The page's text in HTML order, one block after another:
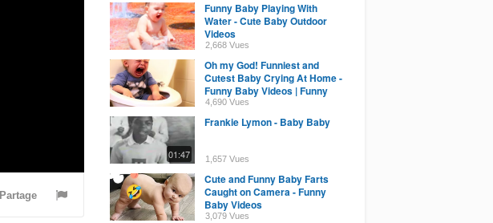
Partage
Funny Baby Playing With
Water - Cute Baby Outdoor
Videos
2,668 Vues
Oh my God! Funniest and
Cutest Baby Crying At Home -
Funny Baby Videos | Funny
Baby
4,690 Vues
01:47
Frankie Lymon - Baby Baby
1,657 Vues
Cute and Funny Baby Farts
Caught on Camera - Funny
Baby Videos
3,079 Vues